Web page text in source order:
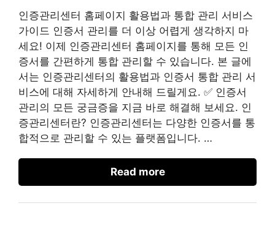
인증관리센터 홈페이지 활용법과 통합 관리 서비스
가이드 인증서 관리를 더 이상 어렵게 생각하지 마
세요! 이제 인증관리센터 홈페이지를 통해 모든 인
증서를 간편하게 통합 관리할 수 있습니다. 본 글에
서는 인증관리센터의 활용법과 인증서 통합 관리 서
비스에 대해 자세하게 안내해 드릴게요. ✅ 인증서
관리의 모든 궁금증을 지금 바로 해결해 보세요. 인
증관리센터란? 인증관리센터는 다양한 인증서를 통
합적으로 관리할 수 있는 플랫폼입니다. …
Read more